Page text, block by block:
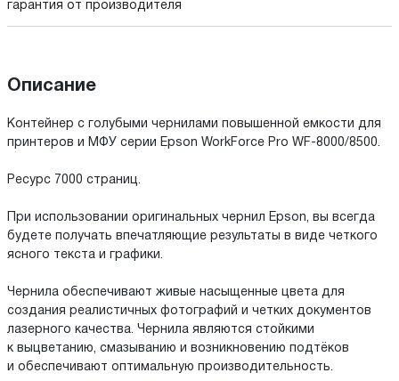
гарантия от производителя
Описание
Контейнер с голубыми чернилами повышенной емкости для
принтеров и МФУ серии Epson WorkForce Pro WF-8000/8500.
Ресурс 7000 страниц.
При использовании оригинальных чернил Epson, вы всегда
будете получать впечатляющие результаты в виде четкого
ясного текста и графики.
Чернила обеспечивают живые насыщенные цвета для
создания реалистичных фотографий и четких документов
лазерного качества. Чернила являются стойкими
к выцветанию, смазыванию и возникновению подтёков
и обеспечивают оптимальную производительность.